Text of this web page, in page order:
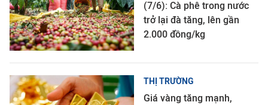
(7/6): Cà phê trong nước
trở lại đà tăng, lên gần
2.000 đồng/kg
THỊ TRƯỜNG
Giá vàng tăng mạnh,